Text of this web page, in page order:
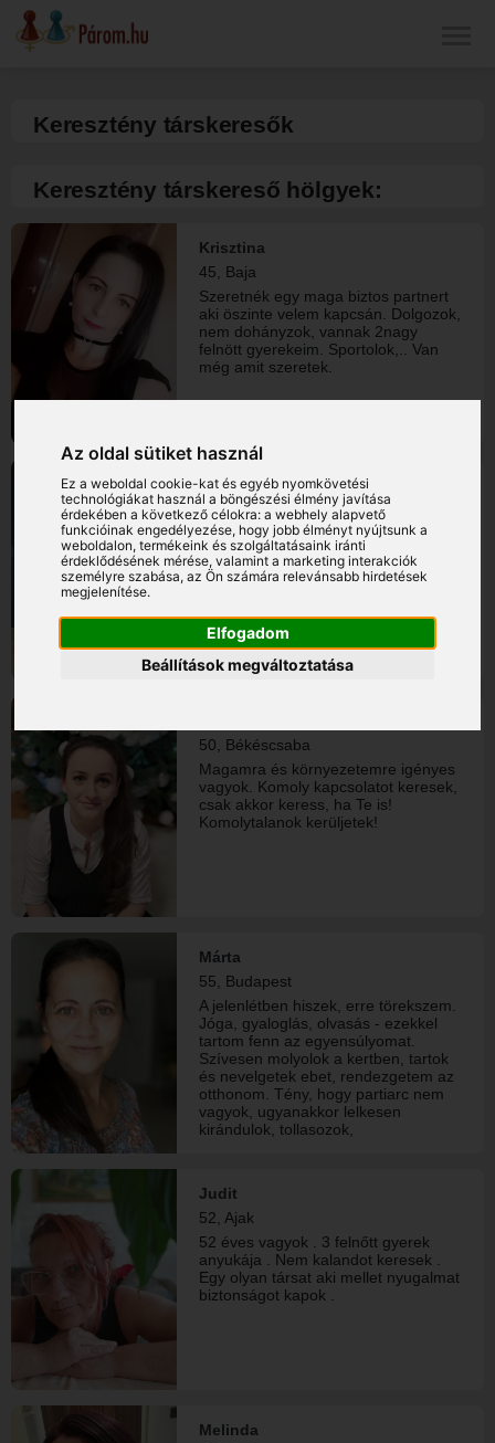
Az oldal sütiket használ
Ez a weboldal cookie-kat és egyéb nyomkövetési
technológiákat használ a böngészési élmény javítása
érdekében a következő célokra:a webhely alapvető
funkcióinak engedélyezése, hogy jobb élményt nyújtsunk a
weboldalon,termékeink és szolgáltatásaink iránti
érdeklődésének mérése, valamint a marketing interakciók
személyre szabása,az Ön számára relevánsabb hirdetések
megjelenítése.
Elfogadom
Beállítások megváltoztatása
Keresztény társkeresők
Keresztény társkereső hölgyek:
Krisztina
45, Baja
Szeretnék egy maga biztos partnert
aki öszinte velem kapcsán. Dolgozok,
nem dohányzok, vannak 2nagy
felnött gyerekeim. Sportolok,.. Van
még amit szeretek.
Anni
54, Budapest
51-58 év közötti férfiakkal
ismerkednék. Jelenleg egyedülálló
vagyok. Az ingyenes verziót
használom.
50, Békéscsaba
Magamra és környezetemre igényes
vagyok. Komoly kapcsolatot keresek,
csak akkor keress, ha Te is!
Komolytalanok kerüljetek!
Márta
55, Budapest
A jelenlétben hiszek, erre törekszem.
Jóga, gyaloglás, olvasás - ezekkel
tartom fenn az egyensúlyomat.
Szívesen molyolok a kertben, tartok
és nevelgetek ebet, rendezgetem az
otthonom. Tény, hogy partiarc nem
vagyok, ugyanakkor lelkesen
kirándulok, tollasozok,
vonalakat, színeket papíron,
vásznon, textilen képzelem el inkább.
Társat keresek, akivel hasonló
korúként, hasonló értékrenddel,
kölcsönös figyelemmel és
tiszteletben, képesek lehetünk
egymást megismerni, elfogadni.
INFJ-A A fotóm aktuális.
Judit
52, Ajak
52 éves vagyok . 3 felnőtt gyerek
anyukája . Nem kalandot keresek .
Egy olyan társat aki mellet nyugalmat
biztonságot kapok .
Melinda